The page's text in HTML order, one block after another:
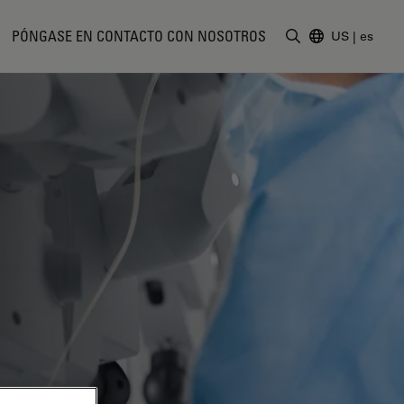
PÓNGASE EN CONTACTO CON NOSOTROS US | es